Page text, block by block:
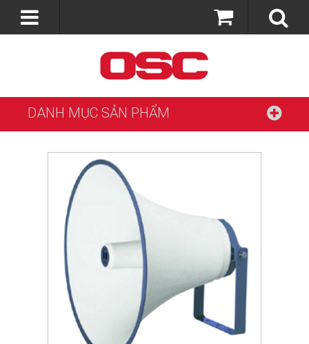
DANH MỤC SẢN PHẨM